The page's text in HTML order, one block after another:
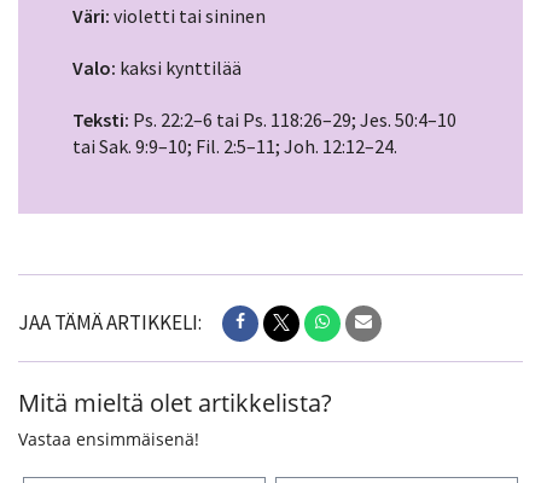
Väri: violetti tai sininen
Valo: kaksi kynttilää
Teksti: Ps. 22:2–6 tai Ps. 118:26–29; Jes. 50:4–10
tai Sak. 9:9–10; Fil. 2:5–11; Joh. 12:12–24.
JAA TÄMÄ ARTIKKELI:
Mitä mieltä olet artikkelista?
Vastaa ensimmäisenä!